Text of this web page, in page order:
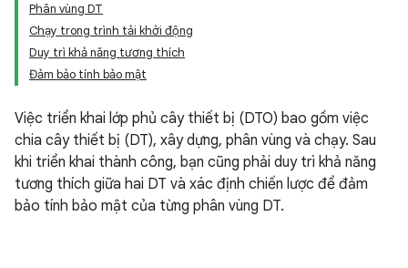
Phân vùng DT
Chạy trong trình tải khởi động
Duy trì khả năng tương thích
Đảm bảo tính bảo mật
Việc triển khai lớp phủ cây thiết bị (DTO) bao gồm việc
chia cây thiết bị (DT), xây dựng, phân vùng và chạy. Sau
khi triển khai thành công, bạn cũng phải duy trì khả năng
tương thích giữa hai DT và xác định chiến lược để đảm
bảo tính bảo mật của từng phân vùng DT.